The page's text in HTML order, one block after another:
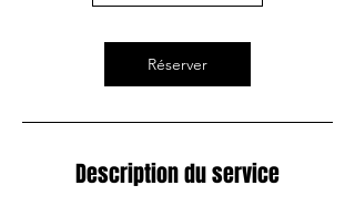
Réserver
Description du service